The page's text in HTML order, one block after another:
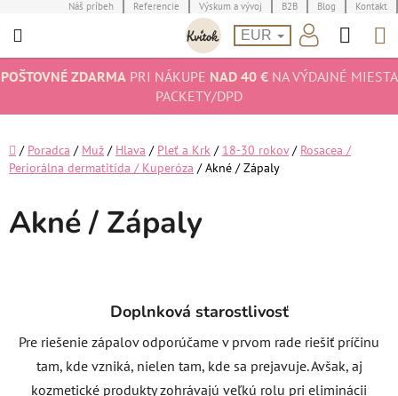
na
Náš príbeh Referencie Výskum a vývoj B2B Blog Kontakt
EUR
POŠTOVNÉ ZDARMAPRI NÁKUPE NAD 40 €NA VÝDAJNÉ MIESTA
PACKETY/DPD
Domov
/ Poradca / Muž / Hlava / Pleť a Krk / 18-30 rokov / Rosacea /
Periorálna dermatitída / Kuperóza / Akné / Zápaly
Akné / Zápaly
Doplnková starostlivosť
Pre riešenie zápalov odporúčame v prvom rade riešiť príčinu
tam, kde vzniká, nielen tam, kde sa prejavuje. Avšak, aj
kozmetické produkty zohrávajú veľkú rolu pri eliminácii